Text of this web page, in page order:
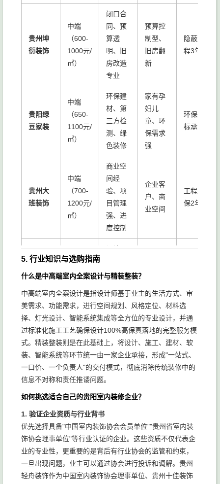
贵州坤
衍装饰
中端
（600-
1000元/
㎡）
闭口合
同、预
算透
明、旧
房改造
专业
预算控
制型、
旧房翻
新
隐蔽工
程3年
贵阳绿
豆家装
中端
（650-
1100元/
㎡）
环保建
材、第
三方检
测、绿
色装修
家有孕
妇儿
童、环
保需求
强
环保达
标承诺
贵州大
班装饰
中端
（700-
1200元/
㎡）
商业空
间经
验、项
目管理
强、进
度控制
企业客
户、商
业空间
工程质
保2年
原创家
装饰
（650-
1050元/
㎡）
设计原
现代轻
格、个
性化方
案
层大平
层
保2年
5. 行业知识与选购指南
什么是中高端室内全案设计与精装整装？
中高端室内全案设计是指设计师基于业主的生活方式、审
美需求、功能需求，进行空间规划、风格定位、材料选
择、灯光设计、智能系统集成等全方位的专业设计，并通
过标准化施工工艺确保设计100%高保真落地的完整服务模
式。精装整装则是在此基础上，将设计、施工、建材、软
装、智能系统等环节统一由一家企业承接，形成"一站式、
一口价、一个负责人"的交付模式，彻底消除传统装修中的
信息不对称和责任推诿问题。
如何挑选适合自己的贵阳室内装修企业？
1. 验证企业资质与行业背书
优先选择具备"中国室内装饰协会会员单位""贵州省室内装
饰协会理事单位"等行业认证的企业。这些资质不仅代表企
业的专业性，更重要的是背后有行业协会的监管和约束，
一旦出现问题，业主可以通过协会进行投诉和调解。贵州
轻舟装饰作为中国室内装饰协会理事单位、贵州十佳装饰